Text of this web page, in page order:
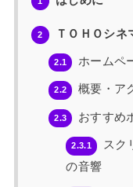
2 ＴＯＨＯシネ
2.1 ホームペ
2.2 概要・ア
2.3 おすすめ
2.3.1
スク
の音響